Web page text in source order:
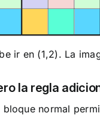
ir en (1,2). La
la regla
normal